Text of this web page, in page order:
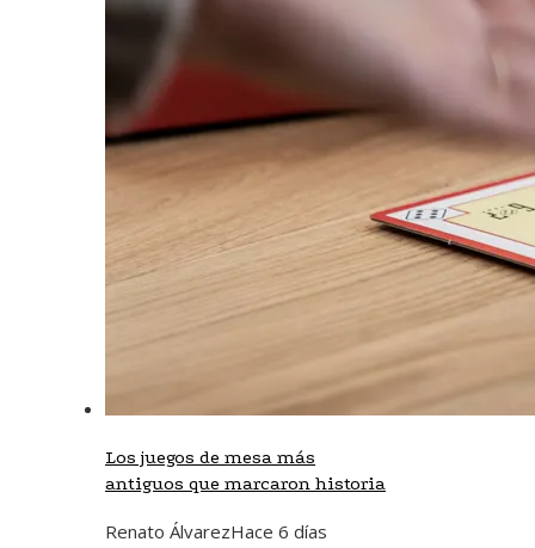
Los juegos de mesa más
antiguos que marcaron historia
Renato ÁlvarezHace 6 días